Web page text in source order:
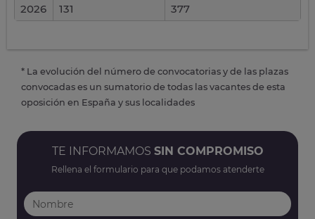
2026
131 377
* La evolución del número de convocatorias y de las plazas
convocadas es un sumatorio de todas las vacantes de esta
oposición en España y sus localidades
TE INFORMAMOS SIN COMPROMISO
Rellena el formulario para que podamos atenderte